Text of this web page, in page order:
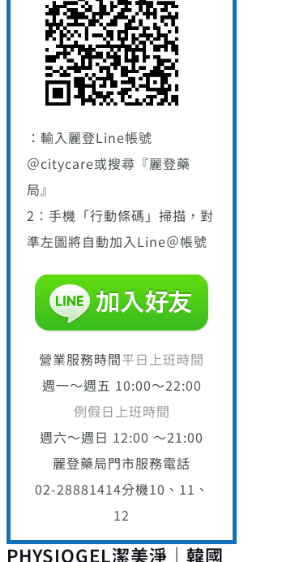
：輸入麗登Line帳號
＠citycare或搜尋『麗登藥
局』
2：手機「行動條碼」掃描，對
準左圖將自動加入Line＠帳號
營業服務時間平日上班時間
週一～週五 10:00～22:00
例假日上班時間
週六～週日 12:00 ～21:00
麗登藥局門市服務電話
02-28881414分機10、11、
12
PHYSIOGEL潔美淨｜韓國